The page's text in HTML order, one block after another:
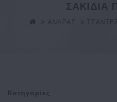
ΣΑΚΙΔΙΑ
ΑΝΔΡΑΣ
Κατηγορίες